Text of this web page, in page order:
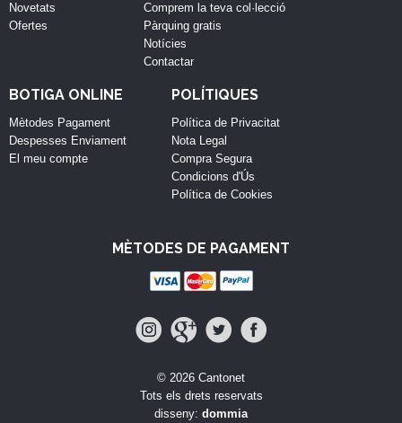
Novetats
Ofertes
Comprem la teva col·lecció
Pàrquing gratis
Notícies
Contactar
BOTIGA ONLINE
Mètodes Pagament
Despesses Enviament
El meu compte
POLÍTIQUES
Política de Privacitat
Nota Legal
Compra Segura
Condicions d'Ús
Política de Cookies
MÈTODES DE PAGAMENT
© 2026 Cantonet
Tots els drets reservats
disseny: dommia